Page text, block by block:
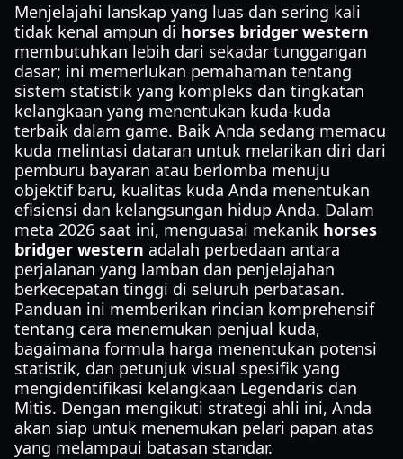
Menjelajahi lanskap yang luas dan sering kali
tidak kenal ampun di horses bridger western
membutuhkan lebih dari sekadar tunggangan
dasar; ini memerlukan pemahaman tentang
sistem statistik yang kompleks dan tingkatan
kelangkaan yang menentukan kuda-kuda
terbaik dalam game. Baik Anda sedang memacu
kuda melintasi dataran untuk melarikan diri dari
pemburu bayaran atau berlomba menuju
objektif baru, kualitas kuda Anda menentukan
efisiensi dan kelangsungan hidup Anda. Dalam
meta 2026 saat ini, menguasai mekanik horses
bridger western adalah perbedaan antara
perjalanan yang lamban dan penjelajahan
berkecepatan tinggi di seluruh perbatasan.
Panduan ini memberikan rincian komprehensif
tentang cara menemukan penjual kuda,
bagaimana formula harga menentukan potensi
statistik, dan petunjuk visual spesifik yang
mengidentifikasi kelangkaan Legendaris dan
Mitis. Dengan mengikuti strategi ahli ini, Anda
akan siap untuk menemukan pelari papan atas
yang melampaui batasan standar.